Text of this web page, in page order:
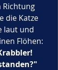
Richtung
die Katze
laut und
Flöhen: